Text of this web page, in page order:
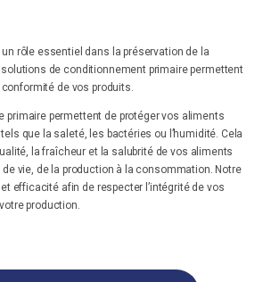
de process de production ? Des
production ?
nos équipes
un rôle essentiel dans la préservation de la
de conditionnement primaire permettent
de vos produits.
primaire permettent de protéger vos aliments
que la saleté, les bactéries ou l’humidité. Cela
la fraîcheur et la salubrité de vos aliments
vie, de la production à la consommation. Notre
efficacité afin de respecter l’intégrité de vos
production.